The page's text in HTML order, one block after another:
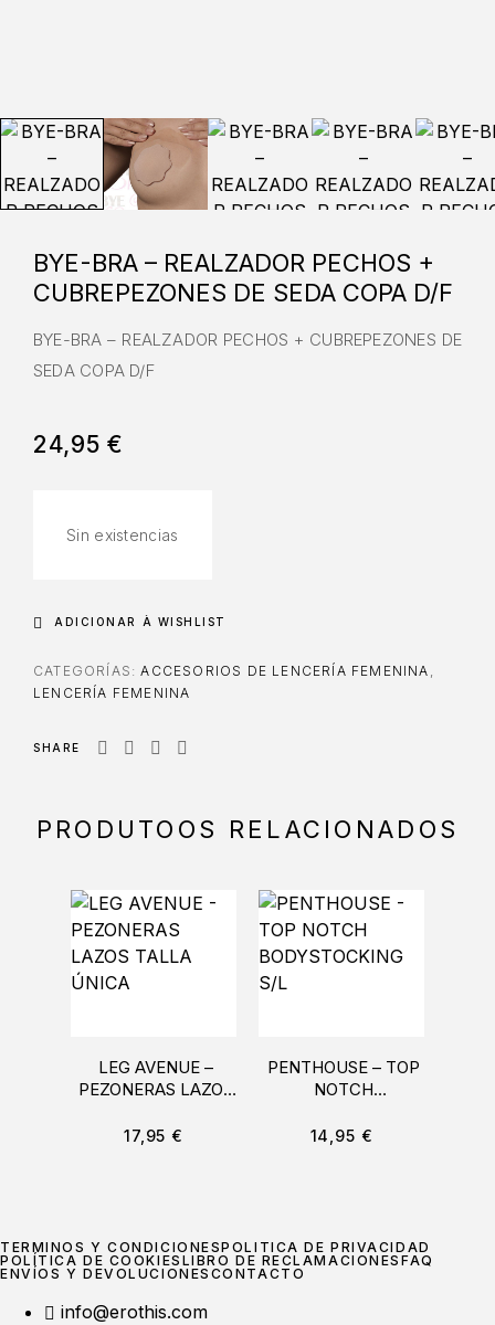
BYE-BRA – REALZADOR PECHOS +
CUBREPEZONES DE SEDA COPA D/F
BYE-BRA – REALZADOR PECHOS + CUBREPEZONES DE
SEDA COPA D/F
24,95 €
Sin existencias
ADICIONAR À WISHLIST
CATEGORÍAS:ACCESORIOS DE LENCERÍA FEMENINA
LENCERÍA FEMENINA
SHARE
PRODUTOOS RELACIONADOS
LEG AVENUE –
PEZONERAS LAZOS
17,95 €
PENTHOUSE – TOP
NOTCH
14,95 €
TÉRMINOS Y CONDICIONESPOLÍTICA DE PRIVACIDAD
POLÍTICA DE COOKIES LIBRO DE RECLAMACIONES FAQ
ENVÍOS Y DEVOLUCIONES CONTACTO
info@erothis.com